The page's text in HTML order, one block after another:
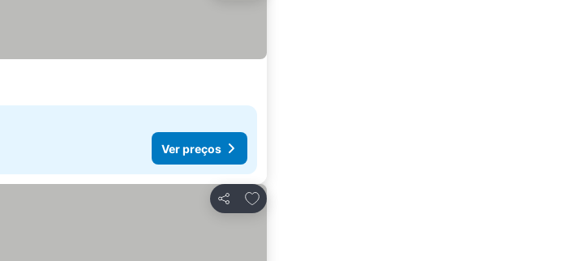
Ver preços
Partilhar
Adicionar aos favoritos